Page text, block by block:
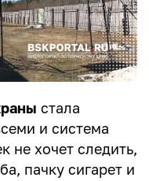
стала
и система
не хочет следить,
пачку сигарет и